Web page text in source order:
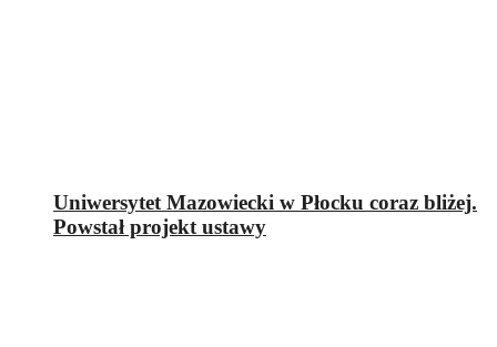
Uniwersytet Mazowiecki w Płocku coraz bliżej.
Powstał projekt ustawy